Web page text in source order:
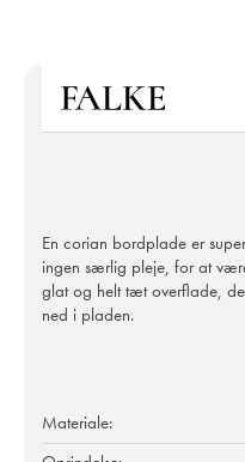
En corian bordplade er
ingen særlig pleje, for at
glat og helt tæt overflade,
ned i pladen.
Materiale: